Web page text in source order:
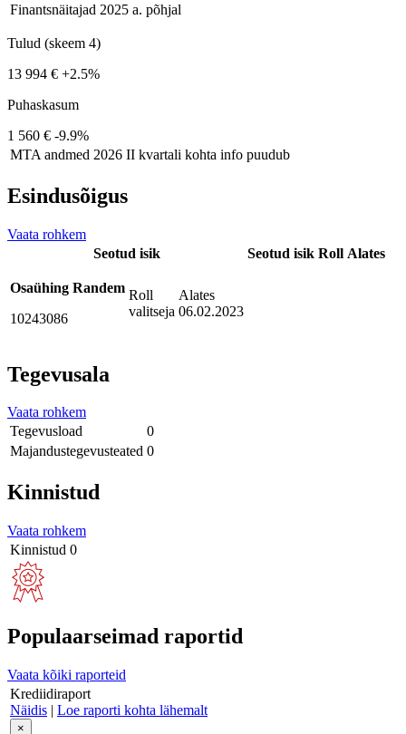
Finantsnäitajad 2025 a. põhjal
Tulud (skeem 4)
13 994 € +2.5%
Puhaskasum
1 560 € -9.9%
MTA andmed 2026 II kvartali kohta info puudub
Esindusõigus
Vaata rohkem
Seotud isik
Seotud isik Roll Alates
Osaühing Randem
10243086
Roll
valitseja
Alates
06.02.2023
Tegevusala
Vaata rohkem
Tegevusload
0
Majandustegevusteated 0
Kinnistud
Vaata rohkem
Kinnistud 0
Populaarseimad raportid
Vaata kõiki raporteid
Krediidiraport
Näidis | Loe raporti kohta lähemalt
×